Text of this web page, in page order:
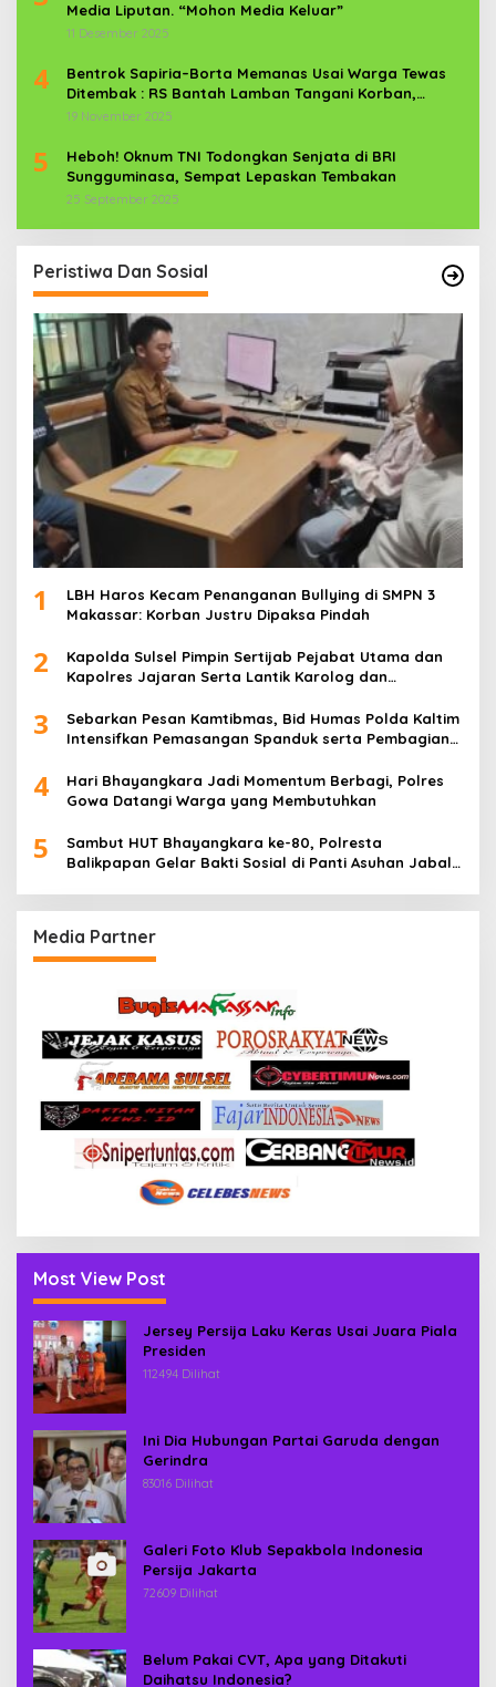
Media Liputan. “Mohon Media Keluar”
11 Desember 2025
4
Bentrok Sapiria–Borta Memanas Usai Warga Tewas
Ditembak : RS Bantah Lamban Tangani Korban,
Aparat TNI-POLRI Dikerahkan
19 November 2025
5
Heboh! Oknum TNI Todongkan Senjata di BRI
Sungguminasa, Sempat Lepaskan Tembakan
25 September 2025
Peristiwa Dan Sosial
1
LBH Haros Kecam Penanganan Bullying di SMPN 3
Makassar: Korban Justru Dipaksa Pindah
2
Kapolda Sulsel Pimpin Sertijab Pejabat Utama dan
Kapolres Jajaran Serta Lantik Karolog dan
3
Sebarkan Pesan Kamtibmas, Bid Humas Polda Kaltim
Intensifkan Pemasangan Spanduk serta Pembagian
4
Hari Bhayangkara Jadi Momentum Berbagi, Polres
Gowa Datangi Warga yang Membutuhkan
5
Sambut HUT Bhayangkara ke-80, Polresta
Balikpapan Gelar Bakti Sosial di Panti Asuhan Jabal
Media Partner
Most View Post
Jersey Persija Laku Keras Usai Juara Piala
Presiden
112494 Dilihat
Ini Dia Hubungan Partai Garuda dengan
Gerindra
83016 Dilihat
Galeri Foto Klub Sepakbola Indonesia
Persija Jakarta
72609 Dilihat
Belum Pakai CVT, Apa yang Ditakuti
Daihatsu Indonesia?